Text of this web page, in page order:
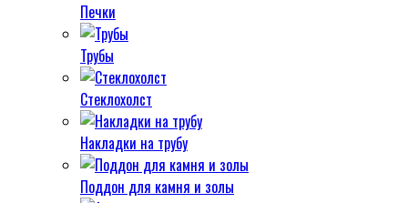
Печки
Трубы
Стеклохолст
Накладки на трубу
Поддон для камня и золы